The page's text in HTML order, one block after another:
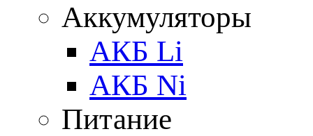
Аккумуляторы
АКБ Li
АКБ Ni
Питание